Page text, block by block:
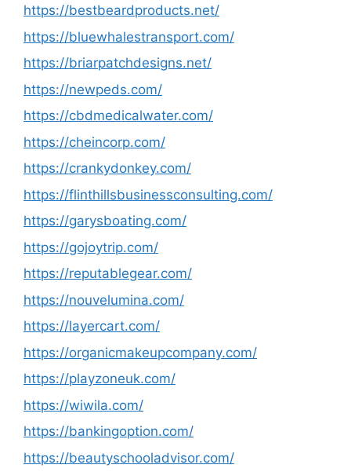
https://bestbeardproducts.net/
https://bluewhalestransport.com/
https://briarpatchdesigns.net/
https://newpeds.com/
https://cbdmedicalwater.com/
https://cheincorp.com/
https://crankydonkey.com/
https://flinthillsbusinessconsulting.com/
https://garysboating.com/
https://gojoytrip.com/
https://reputablegear.com/
https://nouvelumina.com/
https://layercart.com/
https://organicmakeupcompany.com/
https://playzoneuk.com/
https://wiwila.com/
https://bankingoption.com/
https://beautyschooladvisor.com/